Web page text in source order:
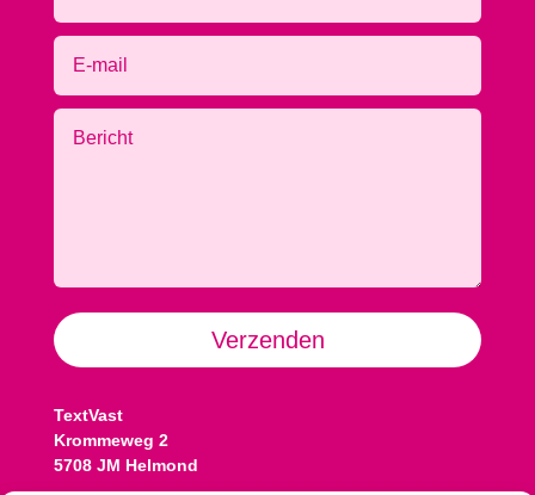
Verzenden
Alternative:
TextVast
Krommeweg 2
5708 JM Helmond